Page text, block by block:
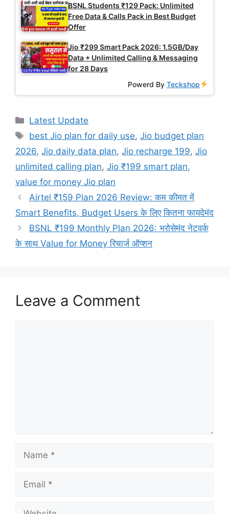
BSNL Students ₹129 Pack: Unlimited
Free Data & Calls Pack in Best Budget
Offer
Jio ₹299 Smart Pack 2026: 1.5GB/Day
Data + Unlimited Calling & Messaging
for 28 Days
Powerd ByTeckshop
Categories
Latest Update
Tags
best Jio plan for daily use,Jio budget plan
2026, Jio daily data plan, Jio recharge 199, Jio
unlimited calling plan, Jio ₹199 smart plan,
value for money Jio plan
Airtel ₹159 Plan 2026 Review: कम कीमत में
Smart Benefits, Budget Users के लिए कितना फायदेमंद
BSNL ₹199 Monthly Plan 2026: भरोसेमंद नेटवर्क
के साथ Value for Money रिचार्ज ऑप्शन
Leave a Comment